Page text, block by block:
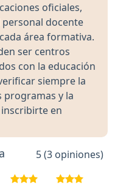
oficiales,
docente
área formativa.
ser centros
con la educación
siempre la
programas y la
en
5 (3 opiniones)